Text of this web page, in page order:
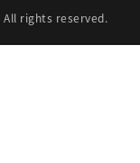
All rights reserved.